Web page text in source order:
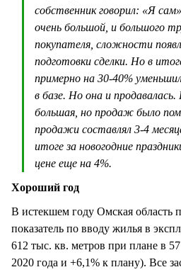
собственник говорил: «Я
очень большой, и большого
покупателя, сложности
подготовки сделки. Но в
примерно на 30-40%
в базе. Но она и
большая, но продаж было
продажи составлял 3-4
итоге за новогодние
цене еще на 4%.
Хороший год
В истекшем году Омская область
показатель по вводу жилья в
612 тыс. кв. метров при плане в
2020 года и +6,1% к плану). Все